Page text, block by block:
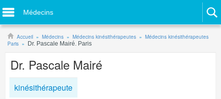
Médecins
Accueil Médecins Médecins kinésithérapeutes
Médecins kinésithérapeutes
Paris
Dr. Pascale Mairé. Paris
Dr. Pascale Mairé
kinésithérapeute